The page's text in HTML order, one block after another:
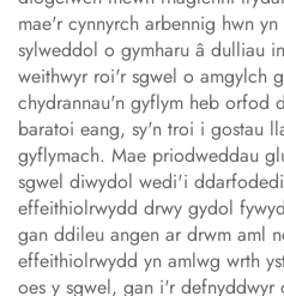
mae'r cynnyrch arbennig hwn
sylweddol o gymharu â dulliau
weithwyr roi'r sgwel o amgylch
chydrannau'n gyflym heb orfod
baratoi eang, sy'n troi i gostau
gyflymach. Mae priodweddau
sgwel diwydol wedi'i
effeithiolrwydd drwy gydol
gan ddileu angen ar drwm aml
effeithiolrwydd yn amlwg wrth
oes y sgwel, gan i'r defnyddwyr